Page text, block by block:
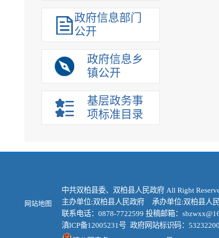
政府信息部门
公开
政府信息乡
镇公开
基层政务事
项标准目录
网站地图
中共双柏县委、双柏县人民政府 All Right
主办单位:双柏县人民政府 承办单位:双柏县人
联系电话：0878-7722599 投稿邮箱：
滇ICP备12005231号 政府网站标识码：